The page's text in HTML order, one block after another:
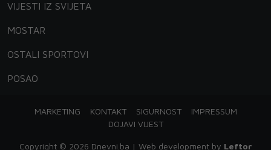
VIJESTI IZ SVIJETA
MOSTAR
OSTALI SPORTOVI
POSAO
MARKETING KONTAKT SIGURNOST
IMPRESSUM
DOJAVI VIJEST
Copyright © 2026 Dnevni.ba | Web development by Leftor